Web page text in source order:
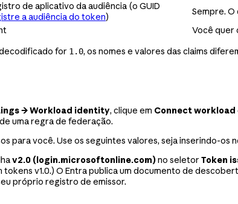
de aplicativo da audiência (o GUID
a audiência do token) Sempre. O
Você quer
for 1.0, os nomes e valores das claims
→ Workload identity, clique em Connect workload
uma regra de federação.
para você. Use os seguintes valores, seja inserindo-os
v2.0 (login.microsoftonline.com)no seletor Token
tokens v1.0.) O Entra publica um documento de
próprio registro de emissor.